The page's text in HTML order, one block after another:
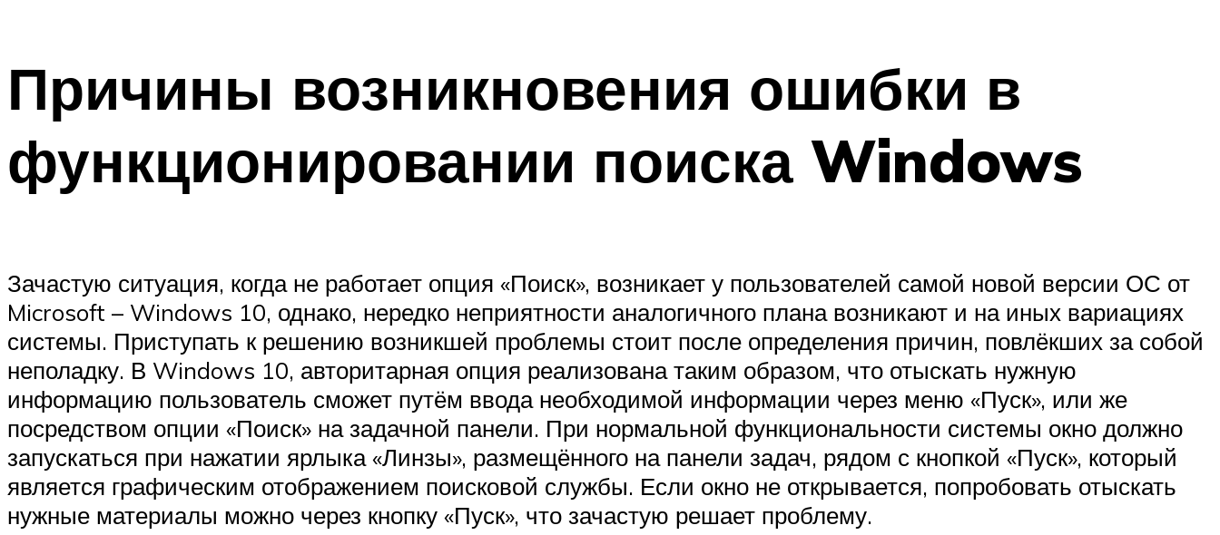
Причины возникновения ошибки в
функционировании поиска Windows
Зачастую ситуация, когда не работает опция «Поиск», возникает у пользователей самой новой версии ОС от
Microsoft – Windows 10, однако, нередко неприятности аналогичного плана возникают и на иных вариациях
системы. Приступать к решению возникшей проблемы стоит после определения причин, повлёкших за собой
неполадку. В Windows 10, авторитарная опция реализована таким образом, что отыскать нужную
информацию пользователь сможет путём ввода необходимой информации через меню «Пуск», или же
посредством опции «Поиск» на задачной панели. При нормальной функциональности системы окно должно
запускаться при нажатии ярлыка «Линзы», размещённого на панели задач, рядом с кнопкой «Пуск», который
является графическим отображением поисковой службы. Если окно не открывается, попробовать отыскать
нужные материалы можно через кнопку «Пуск», что зачастую решает проблему.